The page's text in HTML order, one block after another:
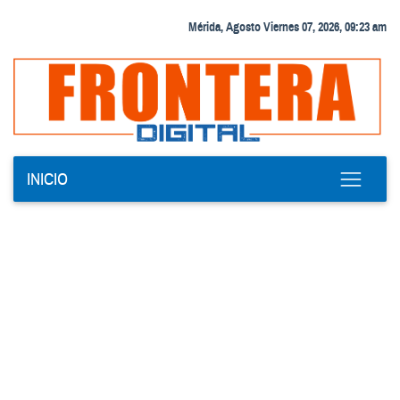
Mérida, Agosto Viernes 07, 2026, 09:23 am
INICIO